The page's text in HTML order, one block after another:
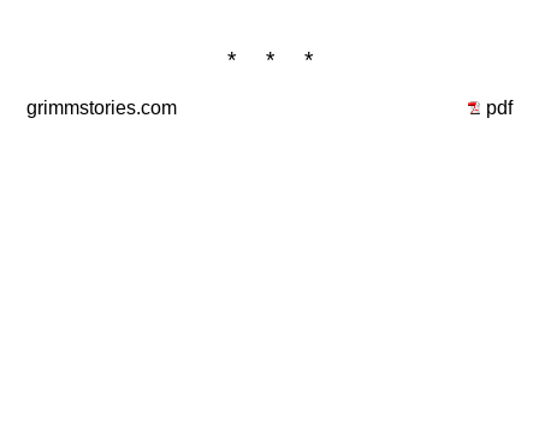
* * *
grimmstories.com pdf